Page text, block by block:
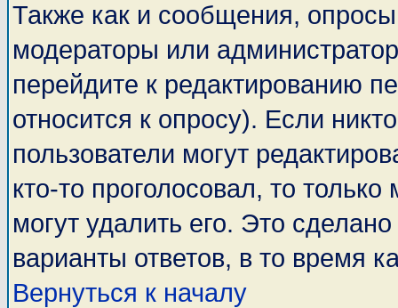
Также как и сообщения, опросы
модераторы или
перейдите к редактированию
относится к опросу). Если
пользователи могут
кто-то проголосовал, то
могут удалить его. Это
варианты ответов, в то время
Вернуться к началу